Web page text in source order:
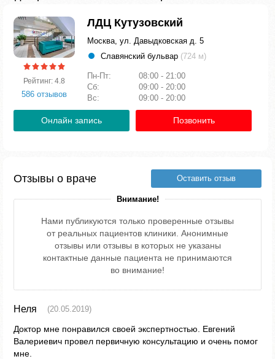
Рейтинг: 4.8
586 отзывов
ЛДЦ Кутузовский
Москва, ул. Давыдковская д. 5
Славянский бульвар (724 м)
Пн-Пт:
08:00 - 21:00
Сб:
09:00 - 20:00
Вс:
09:00 - 20:00
Онлайн запись Позвонить
Отзывы о враче Оставить отзыв
Внимание!
Нами публикуются только проверенные отзывы
от реальных пациентов клиники. Анонимные
отзывы или отзывы в которых не указаны
контактные данные пациента не принимаются
во внимание!
Неля (20.05.2019)
Доктор мне понравился своей экспертностью. Евгений
Валериевич провел первичную консультацию и очень помог
мне.